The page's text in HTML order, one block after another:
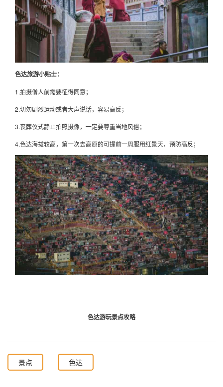
色达旅游小贴士：
1.拍摄僧人前需要征得同意；
2.切勿剧烈运动或者大声说话，容易高反；
3.丧葬仪式静止拍照摄像，一定要尊重当地风俗；
4.色达海拔较高，第一次去高原的可提前一周服用红景天，预防高反；
色达游玩景点攻略
景点 色达